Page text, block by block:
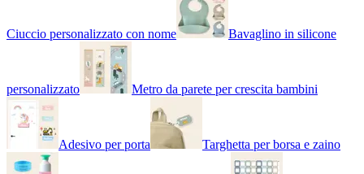
Ciuccio personalizzato con nome Bavaglino in silicone
personalizzato Metro da parete per crescita bambini
Adesivo per porta Targhetta per borsa e zaino